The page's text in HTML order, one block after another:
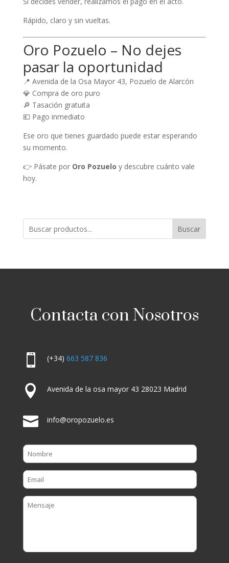
Rápido, claro y sin vueltas.
Oro Pozuelo – No dejes
pasar la oportunidad
📍 Avenida de la Osa Mayor 43, Pozuelo de Alarcón
💎 Compra de oro puro
🔎 Tasación gratuita
💶 Pago inmediato
Ese oro que tienes guardado puede estar esperando
su momento.
👉 Pásate por Oro Pozuelo y descubre cuánto vale
hoy.
Buscar
Contacta con Nosotros
 (+34) 663 587 836
 Avenida de la osa mayor 43 28023 Madrid
 info@oropozuelo.es